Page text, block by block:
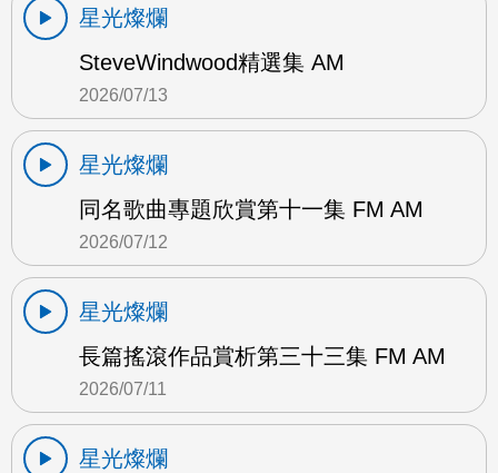
星光燦爛
SteveWindwood精選集 AM
2026/07/13
星光燦爛
同名歌曲專題欣賞第十一集 FM AM
2026/07/12
星光燦爛
長篇搖滾作品賞析第三十三集 FM AM
2026/07/11
星光燦爛